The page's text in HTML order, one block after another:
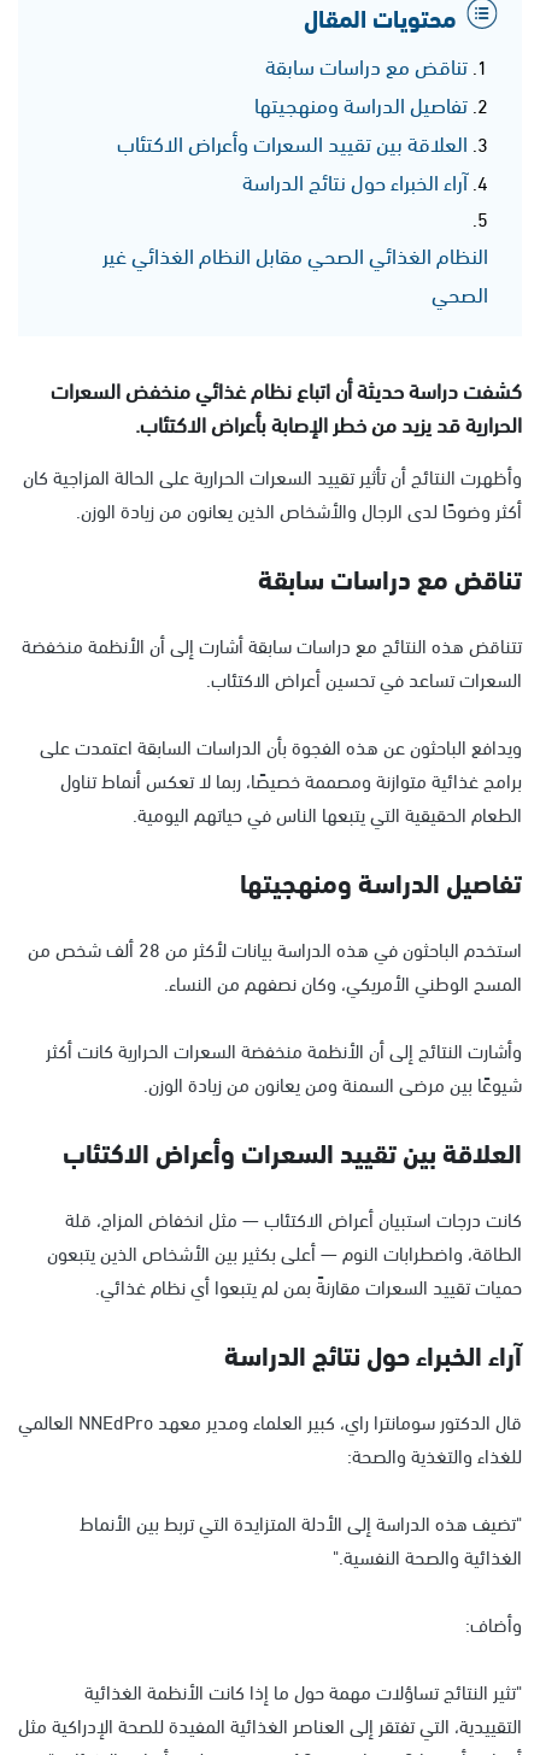
محتويات المقال
تناقض مع دراسات سابقة
تفاصيل الدراسة ومنهجيتها
العلاقة بين تقييد السعرات وأعراض الاكتئاب
آراء الخبراء حول نتائج الدراسة
النظام الغذائي الصحي مقابل النظام الغذائي غير
الصحي
كشفت دراسة حديثة أن اتباع نظام غذائي منخفض السعرات
الحرارية قد يزيد من خطر الإصابة بأعراض الاكتئاب.
وأظهرت النتائج أن تأثير تقييد السعرات الحرارية على الحالة المزاجية كان
أكثر وضوحًا لدى الرجال والأشخاص الذين يعانون من زيادة الوزن.
تناقض مع دراسات سابقة
تتناقض هذه النتائج مع دراسات سابقة أشارت إلى أن الأنظمة منخفضة
السعرات تساعد في تحسين أعراض الاكتئاب.
ويدافع الباحثون عن هذه الفجوة بأن الدراسات السابقة اعتمدت على
برامج غذائية متوازنة ومصممة خصيصًا، ربما لا تعكس أنماط تناول
الطعام الحقيقية التي يتبعها الناس في حياتهم اليومية.
تفاصيل الدراسة ومنهجيتها
استخدم الباحثون في هذه الدراسة بيانات لأكثر من 28 ألف شخص من
المسح الوطني الأمريكي، وكان نصفهم من النساء.
وأشارت النتائج إلى أن الأنظمة منخفضة السعرات الحرارية كانت أكثر
شيوعًا بين مرضى السمنة ومن يعانون من زيادة الوزن.
العلاقة بين تقييد السعرات وأعراض الاكتئاب
كانت درجات استبيان أعراض الاكتئاب — مثل انخفاض المزاج، قلة
الطاقة، واضطرابات النوم — أعلى بكثير بين الأشخاص الذين يتبعون
حميات تقييد السعرات مقارنةً بمن لم يتبعوا أي نظام غذائي.
آراء الخبراء حول نتائج الدراسة
قال الدكتور سومانترا راي، كبير العلماء ومدير معهد NNEdPro العالمي
للغذاء والتغذية والصحة:
"تضيف هذه الدراسة إلى الأدلة المتزايدة التي تربط بين الأنماط
الغذائية والصحة النفسية."
وأضاف:
"تثير النتائج تساؤلات مهمة حول ما إذا كانت الأنظمة الغذائية
التقييدية، التي تفتقر إلى العناصر الغذائية المفيدة للصحة الإدراكية مثل